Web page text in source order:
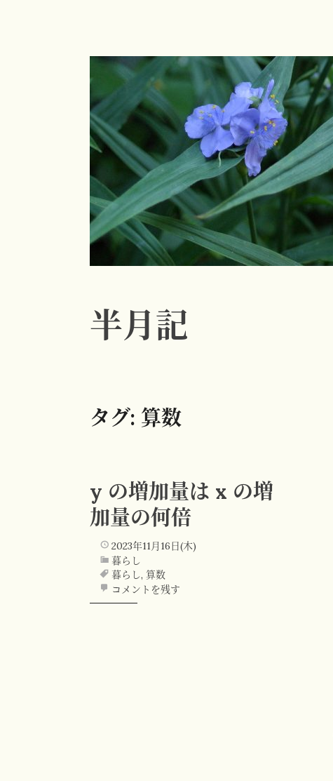
ン
テ
ン
ツ
ス
キ
ッ
プ
半月記
タグ: 算数
y の増加量は x の増
加量の何倍
2023年11月16日(木)
暮らし
暮らし, 算数
コメントを残す